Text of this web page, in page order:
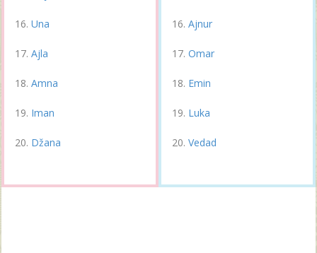
Una
Ajla
Amna
Iman
Džana
Ajnur
Omar
Emin
Luka
Vedad